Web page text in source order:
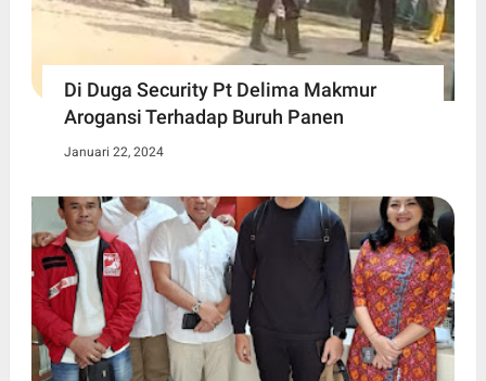
Di Duga Security Pt Delima Makmur
Arogansi Terhadap Buruh Panen
Januari 22, 2024